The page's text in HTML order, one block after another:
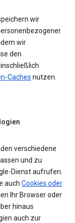
wir
wir
den
Caches nutzen.
verschiedene
und zu
Dienst aufrufen.
auch Cookies oder
Ihr Browser oder
hinaus
auch zur